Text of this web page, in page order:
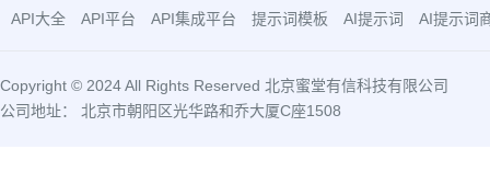
API大全 API平台 API集成平台 提示词模板 AI提示词 AI提示词
Copyright © 2024 All Rights Reserved 北京蜜堂有信科技有限公司
公司地址： 北京市朝阳区光华路和乔大厦C座1508